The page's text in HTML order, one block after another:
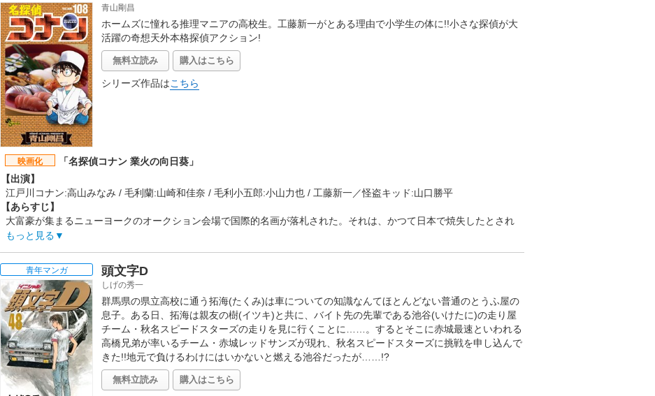
青山剛昌
ホームズに憧れる推理マニアの高校生。工藤新一がとある理由で小学生の体に!!小さな探偵が大
活躍の奇想天外本格探偵アクション!
無料立読み 購入はこちら
シリーズ作品はこちら
映画化
「名探偵コナン 業火の向日葵」
【出演】
江戸川コナン:高山みなみ / 毛利蘭:山崎和佳奈 / 毛利小五郎:小山力也 / 工藤新一／怪盗キッド:山口勝平
【あらすじ】
大富豪が集まるニューヨークのオークション会場で国際的名画が落札された。それは、かつて日本で焼失したとされ
ている、ゴッホの名画「ひまわり」。他を寄せ付けない3億ドルという史上最高額でその絵を手に入れた鈴木次郎吉
ティを誇る日本の美術館・レイクロックで開催することだった。その夢のようなビッグニュースは全世界に配信さ
れ、コナンや蘭たちもその中継に見入っている。「ひまわり」を護るスペシャリストたち、通称"7人のサムライ"が招
集されようとしたその時、突如怪盗キッドが出現! 必ず絵を奪うと宣戦布告して去っていった。巨大宝石(ビッグ・ジ
ュエル)しか狙わないハズのキッドが何故? 次の瞬間、騒然となる会場に現れたのは、キッドの噂を聞きつけたという
高校生探偵・工藤新一の姿だった――。そして後日「ひまわり」を載せた旅客機が日本へ向かう大空で、再び"白い
影"の急襲が…! いま、唯一無二の至宝を巡り、嘘と真実が入り乱れるアートミステリーの幕が開く!
【制作会社】
トムス・エンタテインメント
【スタッフ情報】
原作:青山剛昌(小学館・週刊少年サンデー連載、読売テレビ・日本テレビ系放送)
もっと見る
青年マンガ 頭文字D
しげの秀一
群馬県の県立高校に通う拓海(たくみ)は車についての知識なんてほとんどない普通のとうふ屋の
息子。ある日、拓海は親友の樹(イツキ)と共に、バイト先の先輩である池谷(いけたに)の走り屋
チーム・秋名スピードスターズの走りを見に行くことに……。するとそこに赤城最速といわれる
高橋兄弟が率いるチーム・赤城レッドサンズが現れ、秋名スピードスターズに挑戦を申し込んで
きた!!地元で負けるわけにはいかないと燃える池谷だったが……!?
無料立読み 購入はこちら